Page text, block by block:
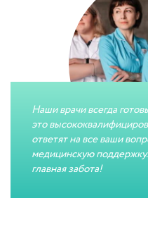
Наши врачи всегда
это
ответят на все ваши
медицинскую
главная забота!